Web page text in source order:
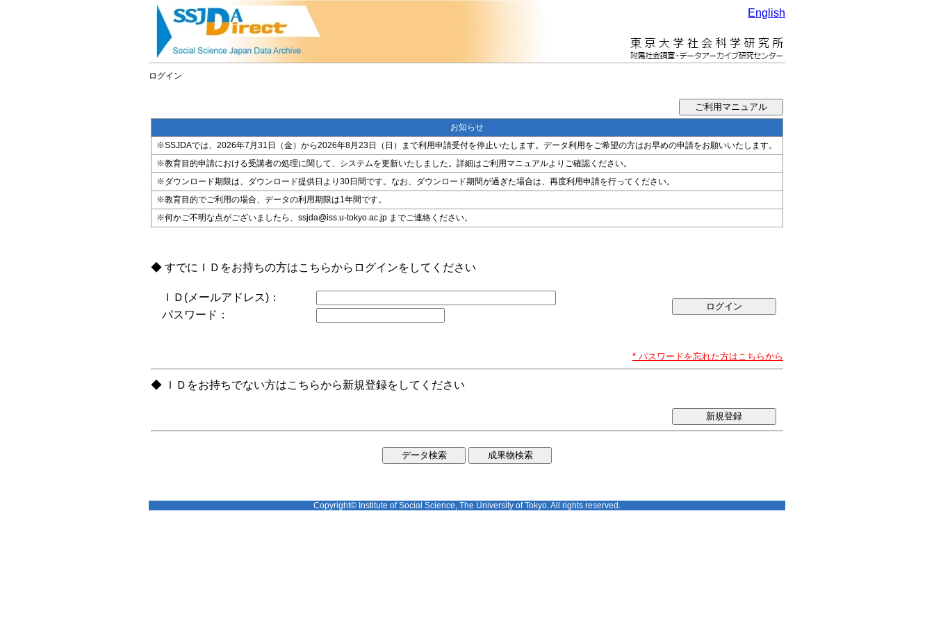
English
ログイン
お知らせ
※SSJDAでは、2026年7月31日（金）から2026年8月23日（日）まで利用申請受付を停止いたします。データ利用をご希望の方はお早めの申請をお願いいたします。
※教育目的申請における受講者の処理に関して、システムを更新いたしました。詳細はご利用マニュアルよりご確認ください。
※ダウンロード期限は、ダウンロード提供日より30日間です。なお、ダウンロード期間が過ぎた場合は、再度利用申請を行ってください。
※教育目的でご利用の場合、データの利用期限は1年間です。
※何かご不明な点がございましたら、ssjda@iss.u-tokyo.ac.jp までご連絡ください。
◆ すでにＩＤをお持ちの方はこちらからログインをしてください
ＩＤ(メールアドレス)：
パスワード：
* パスワードを忘れた方はこちらから
◆ ＩＤをお持ちでない方はこちらから新規登録をしてください
新規登録
Copyright© Institute of Social Science, The University of Tokyo. All rights reserved.